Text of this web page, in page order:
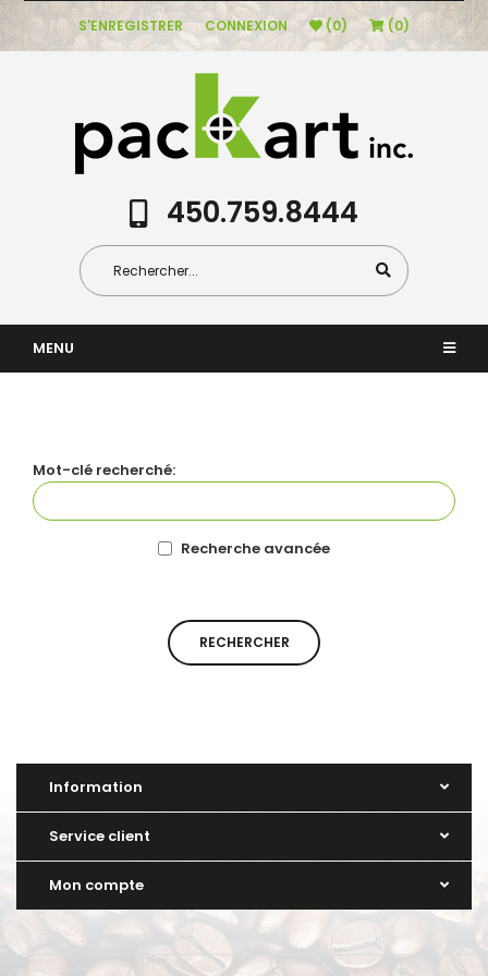
S'ENREGISTRER CONNEXION (0) (0)
450.759.8444
MENU
Mot-clé recherché:
Recherche avancée
Information
Service client
Mon compte